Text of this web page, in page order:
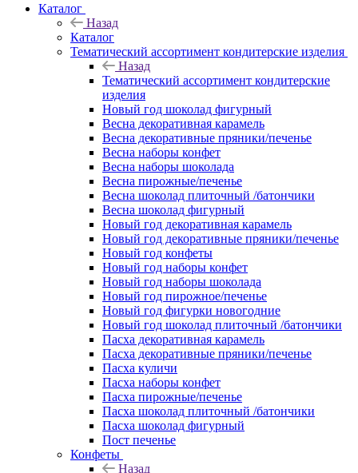
Каталог
Назад
Каталог
Тематический ассортимент кондитерские изделия
Назад
Тематический ассортимент кондитерские
изделия
Новый год шоколад фигурный
Весна декоративная карамель
Весна декоративные пряники/печенье
Весна наборы конфет
Весна наборы шоколада
Весна пирожные/печенье
Весна шоколад плиточный /батончики
Весна шоколад фигурный
Новый год декоративная карамель
Новый год декоративные пряники/печенье
Новый год конфеты
Новый год наборы конфет
Новый год наборы шоколада
Новый год пирожное/печенье
Новый год фигурки новогодние
Новый год шоколад плиточный /батончики
Пасха декоративная карамель
Пасха декоративные пряники/печенье
Пасха куличи
Пасха наборы конфет
Пасха пирожные/печенье
Пасха шоколад плиточный /батончики
Пасха шоколад фигурный
Пост печенье
Конфеты
Назад